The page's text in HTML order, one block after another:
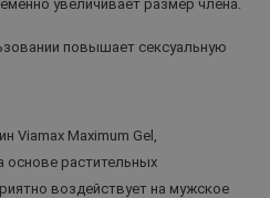
увеличивает размер члена.
повышает сексуальную
Viamax Maximum Gel,
основе растительных
воздействует на мужское